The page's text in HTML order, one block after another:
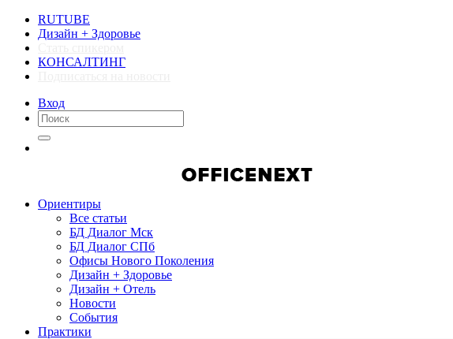
RUTUBE
Дизайн + Здоровье
КОНСАЛТИНГ
Вход
Ориентиры
Все статьи
БД Диалог Мск
БД Диалог СПб
Офисы Нового Поколения
Дизайн + Здоровье
Дизайн + Отель
Новости
События
Практики